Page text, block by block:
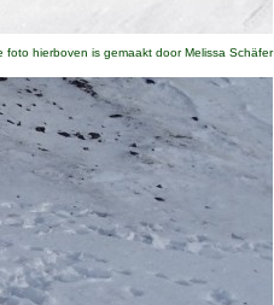
foto hierboven is gemaakt door Melissa Schäfer